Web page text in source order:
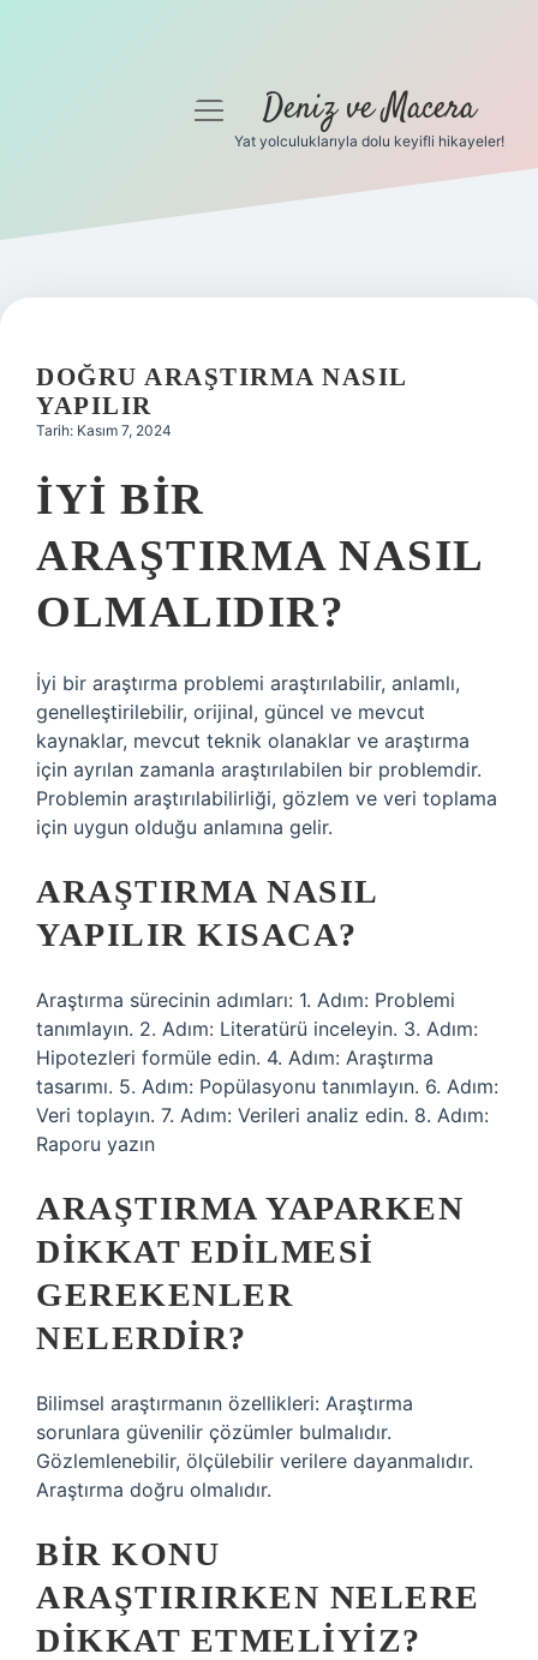
Gizlilik Politikası
Yasal Uyarı
menüyüDeniz ve Macera
Yat yolculuklarıyla dolu keyifli hikayeler!
DOĞRU ARAŞTIRMA NASIL
YAPILIR
Tarih: Kasım 7, 2024
İYI BIR
ARAŞTIRMA NASIL
OLMALIDIR?
İyi bir araştırma problemi araştırılabilir, anlamlı,
genelleştirilebilir, orijinal, güncel ve mevcut
kaynaklar, mevcut teknik olanaklar ve araştırma
için ayrılan zamanla araştırılabilen bir problemdir.
Problemin araştırılabilirliği, gözlem ve veri toplama
için uygun olduğu anlamına gelir.
ARAŞTIRMA NASIL
YAPILIR KISACA?
Araştırma sürecinin adımları: 1. Adım: Problemi
tanımlayın. 2. Adım: Literatürü inceleyin. 3. Adım:
Hipotezleri formüle edin. 4. Adım: Araştırma
tasarımı. 5. Adım: Popülasyonu tanımlayın. 6. Adım:
Veri toplayın. 7. Adım: Verileri analiz edin. 8. Adım:
Raporu yazın
ARAŞTIRMA YAPARKEN
DIKKAT EDILMESI
GEREKENLER
NELERDIR?
Bilimsel araştırmanın özellikleri: Araştırma
sorunlara güvenilir çözümler bulmalıdır.
Gözlemlenebilir, ölçülebilir verilere dayanmalıdır.
Araştırma doğru olmalıdır.
BIR KONU
ARAŞTIRIRKEN NELERE
DIKKAT ETMELIYIZ?